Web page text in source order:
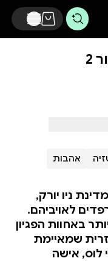
2
אהבות
ניו יורק,
לאויביהם.
באחוות הפגיון
שמאיימת
לוס, אישה